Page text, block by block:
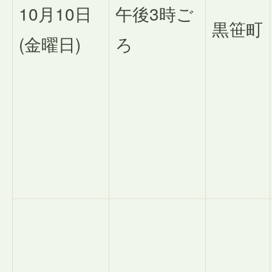
10月10日
(金曜日)
午後3時ご
ろ
黒笹町